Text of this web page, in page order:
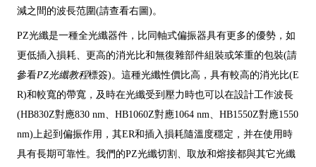
減之間的波長范圍(請查看右圖)。
PZ光纖是一種全光纖器件，比同軸式偏振器具有更多的優勢，如
更低插入損耗、更高的消光比和無復雜部件組裝或笨重的包裝(請
參看PZ光纖教程標簽)。這種光纖性價比高，具有較高的消光比(E
R)和較寬的帶寬，及時在光纖受到壓力時也可以在設計工作波長
(HB830Z對應830 nm、HB1060Z對應1064 nm、HB1550Z對應1550
nm)上起到偏振作用，其ER和插入損耗隨溫度穩定，并在使用時
具有長期可靠性。我們的PZ光纖切割、取放和熔接都與其它光纖